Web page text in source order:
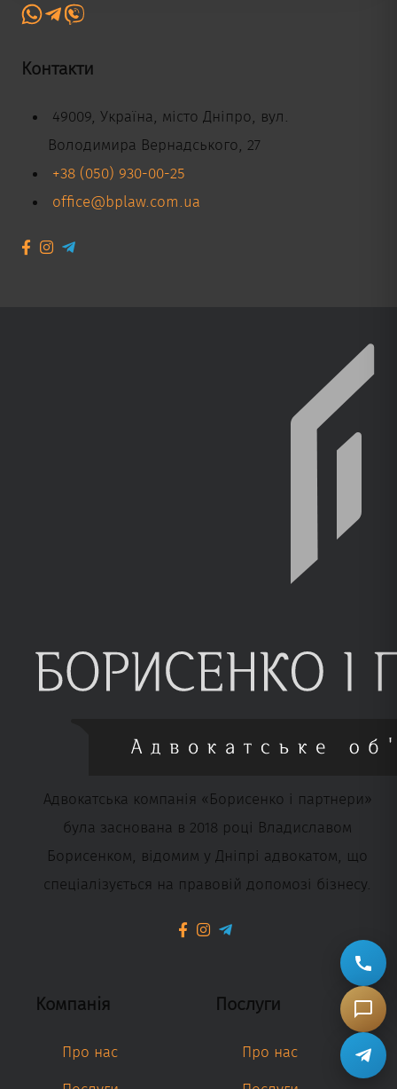
Контакти
49009, Україна, місто Дніпро, вул.
Володимира Вернадського, 27
+38 (050) 930-00-25
office@bplaw.com.ua
Адвокатська компанія «Борисенко і партнери»
була заснована в 2018 році Владиславом
Борисенком, відомим у Дніпрі адвокатом, що
спеціалізується на правовій допомозі бізнесу.
Компанія
Про нас
Послуги
Про нас